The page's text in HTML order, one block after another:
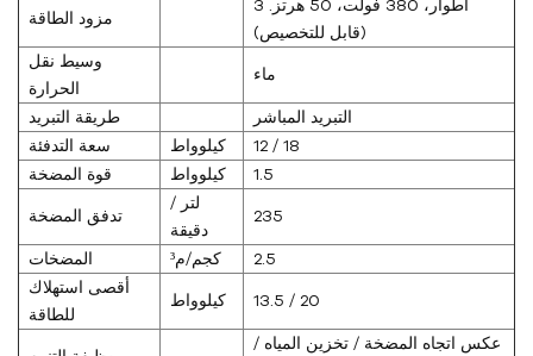
مزود الطاقة
3 أطوار، 380 فولت، 50 هرتز.
(قابل للتخصيص)
وسيط نقل
الحرارة
ماء
طريقة التبريد
التبريد المباشر
سعة التدفئة
كيلوواط
12 / 18
قوة المضخة
كيلوواط 1.5
تدفق المضخة
لتر /
دقيقة
235
المضخات كجم/م³
2.5
أقصى استهلاك
للطاقة
كيلوواط 13.5 / 20
عكس اتجاه المضخة / تخزين المياه /